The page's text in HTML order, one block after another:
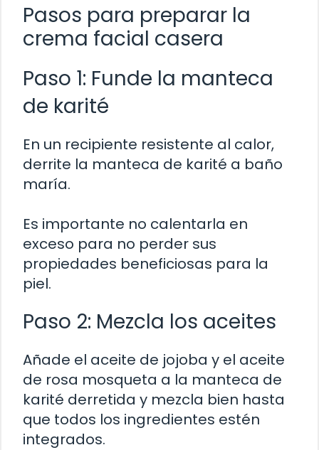
Pasos para preparar la
crema facial casera
Paso 1: Funde la manteca
de karité
En un recipiente resistente al calor,
derrite la manteca de karité a baño
maría.
Es importante no calentarla en
exceso para no perder sus
propiedades beneficiosas para la
piel.
Paso 2: Mezcla los aceites
Añade el aceite de jojoba y el aceite
de rosa mosqueta a la manteca de
karité derretida y mezcla bien hasta
que todos los ingredientes estén
integrados.